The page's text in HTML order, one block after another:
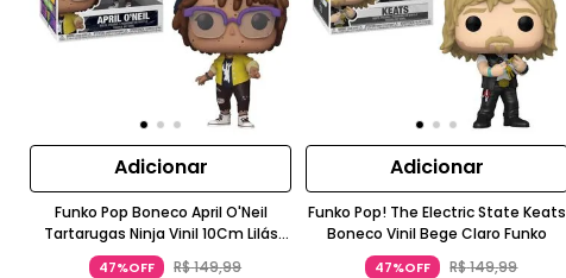
Adicionar
Funko Pop Boneco April O'Neil
Tartarugas Ninja Vinil 10Cm Lilás
Funko
47%OFF R$149,99
Adicionar
Funko Pop! The Electric State Keats
Boneco Vinil Bege Claro Funko
47%OFF R$149,99